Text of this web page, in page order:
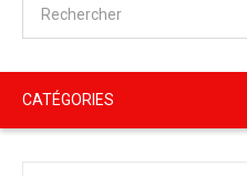
CATÉGORIES